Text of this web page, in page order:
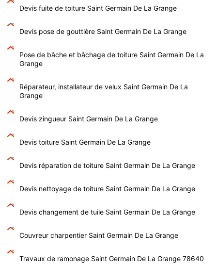
Devis fuite de toiture Saint Germain De La Grange
Devis pose de gouttière Saint Germain De La Grange
Pose de bâche et bâchage de toiture Saint Germain De La
Grange
Réparateur, installateur de velux Saint Germain De La
Grange
Devis zingueur Saint Germain De La Grange
Devis toiture Saint Germain De La Grange
Devis réparation de toiture Saint Germain De La Grange
Devis nettoyage de toiture Saint Germain De La Grange
Devis changement de tuile Saint Germain De La Grange
Couvreur charpentier Saint Germain De La Grange
Travaux de ramonage Saint Germain De La Grange 78640